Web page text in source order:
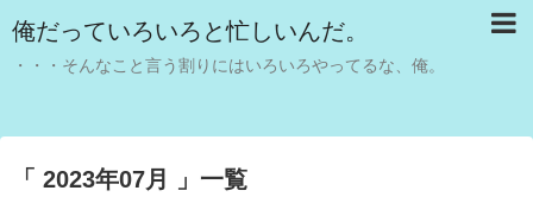
俺だっていろいろと忙しいんだ。
・・・そんなこと言う割りにはいろいろやってるな、俺。
「 2023年07月 」一覧